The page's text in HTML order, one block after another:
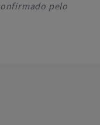
pelo